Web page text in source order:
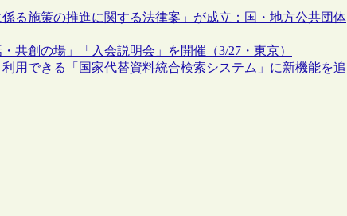
る施策の推進に関する法律案」が成立：国・地方公共団体
共創の場」「入会説明会」を開催（3/27・東京）
用できる「国家代替資料統合検索システム」に新機能を追